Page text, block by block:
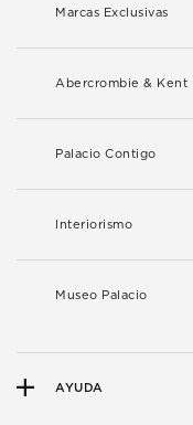
Marcas Exclusivas
Abercrombie & Kent
Palacio Contigo
Interiorismo
Museo Palacio
AYUDA